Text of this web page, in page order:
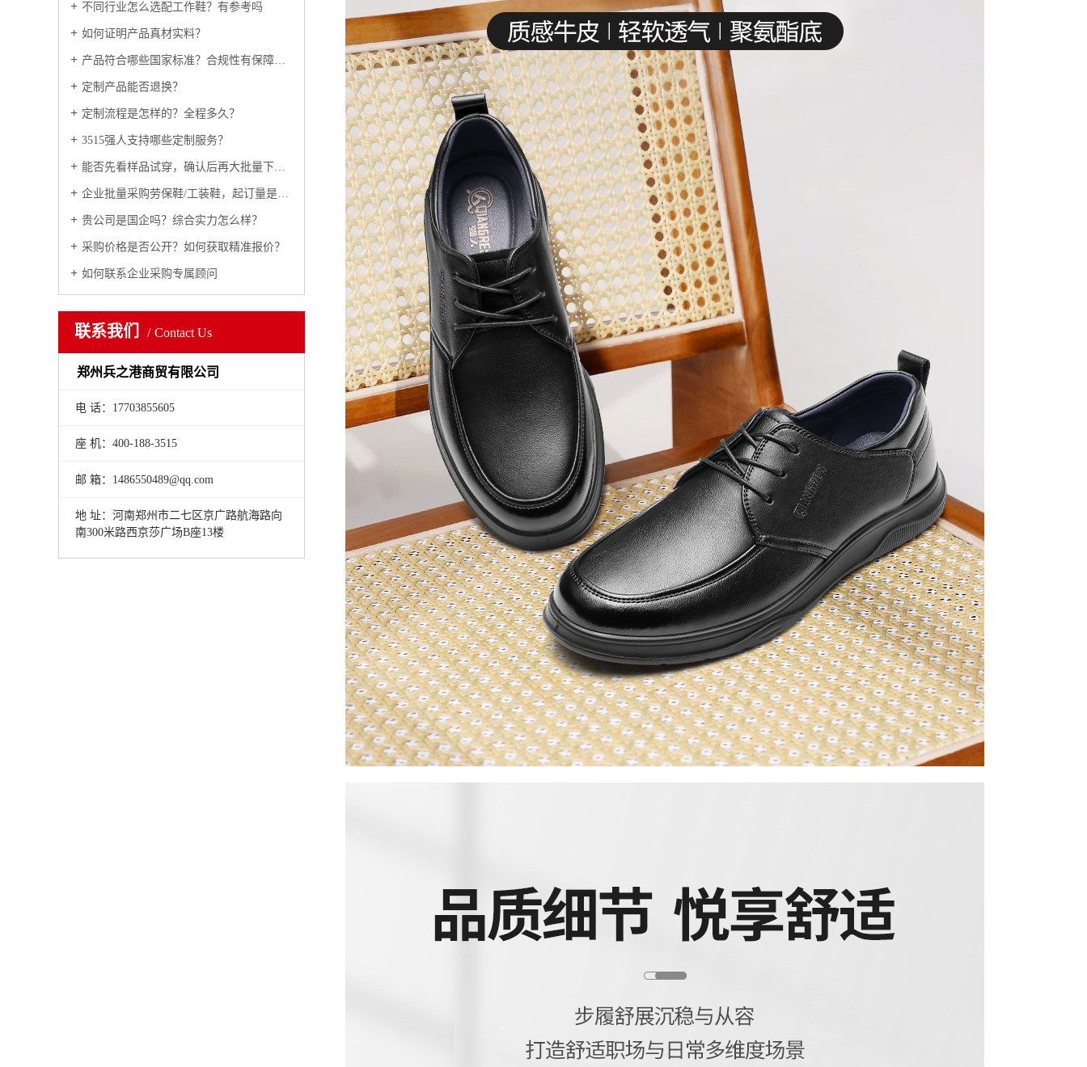
不同行业怎么选配工作鞋？有参考吗
如何证明产品真材实料？
产品符合哪些国家标准？合规性有保障吗？
定制产品能否退换？
定制流程是怎样的？全程多久？
3515强人支持哪些定制服务？
能否先看样品试穿，确认后再大批量下单？
企业批量采购劳保鞋/工装鞋，起订量是多少？
贵公司是国企吗？综合实力怎么样？
采购价格是否公开？如何获取精准报价？
如何联系企业采购专属顾问
联系我们 Contact Us
郑州兵之港商贸有限公司
电 话：17703855605
座 机：400-188-3515
邮 箱：1486550489@qq.com
地 址：河南郑州市二七区京广路航海路向
南300米路西京莎广场B座13楼